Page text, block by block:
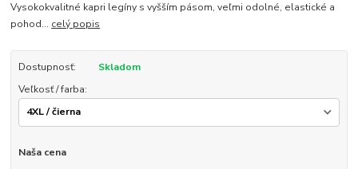
Vysokokvalitné kapri legíny s vyšším pásom, veľmi odolné, elastické a
pohod... celý popis
Dostupnosť:
Skladom
Veľkosť / farba:
Naša cena